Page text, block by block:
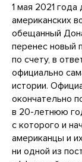
1 мая 2021
американских
обещанный
перенес новый
по счету, в
официально
истории.
окончательно
в 20-летнюю
с которого и
американцы и
ни одной из